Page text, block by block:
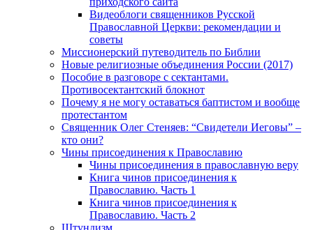
Видеоблоги священников Русской
Православной Церкви: рекомендации и
советы
Миссионерский путеводитель по Библии
Новые религиозные объединения России (2017)
Пособие в разговоре с сектантами.
Противосектантский блокнот
Почему я не могу оставаться баптистом и вообще
протестантом
Священник Олег Стеняев: “Свидетели Иеговы” –
кто они?
Чины присоединения к Православию
Чины присоединения в православную веру
Книга чинов присоединения к
Православию. Часть 1
Книга чинов присоединения к
Православию. Часть 2